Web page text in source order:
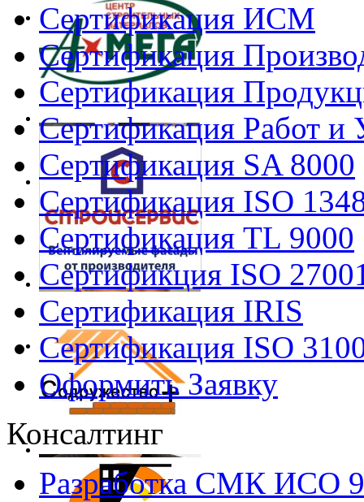
Сертификация ИСМ
Сертификация
Сертификация
Сертификация Работ и
Сертификация SA 8000
Сертификация ISO
Сертификация TL 9000
Сертификция ISO
Сертификация IRIS
Сертификация ISO
Оформить Заявку
Консалтинг
Разработка СМК ИСО